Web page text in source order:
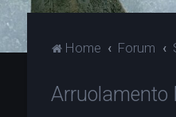
Home Forum
Arruolamento